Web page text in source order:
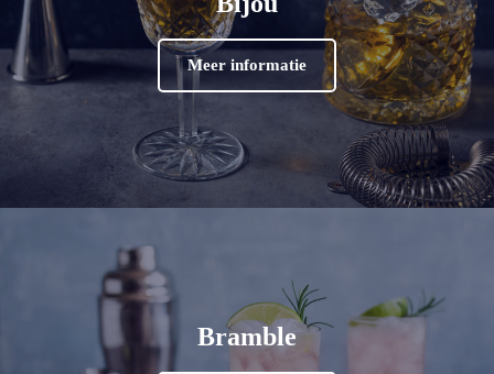
Meer informatie
Bramble